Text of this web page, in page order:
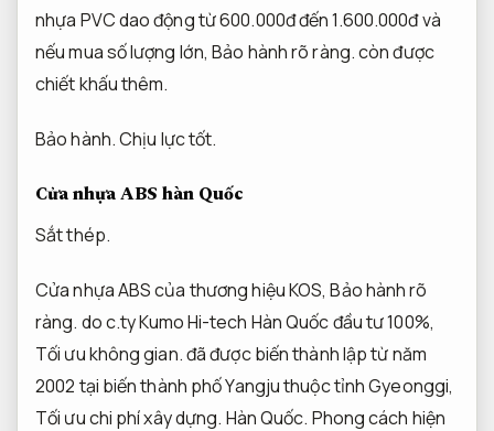
nhựa PVC dao động từ 600.000đ đến 1.600.000đ và
nếu mua số lượng lớn,Bảo hành rõ ràng.còn được
chiết khấu thêm.
Bảo hành.Chịu lực tốt.
Cửa nhựa ABS hàn Quốc
Sắt thép.
Cửa nhựa ABS của thương hiệu KOS,Bảo hành rõ
ràng. do c.ty Kumo Hi-tech Hàn Quốc đầu tư 100%,
Tối ưu không gian.đã được biến thành lập từ năm
2002 tại biến thành phố Yangju thuộc tỉnh Gyeonggi,
Tối ưu chi phí xây dựng. Hàn Quốc. Phong cách hiện